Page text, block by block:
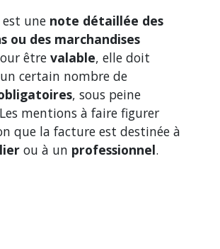
est une note détaillée des
ou des marchandises
être valable, elle doit
certain nombre de
, sous peine
mentions à faire figurer
que la facture est destinée à
ou à un professionnel.